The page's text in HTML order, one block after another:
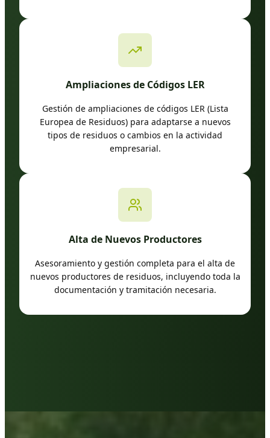
Ampliaciones de Códigos LER
Gestión de ampliaciones de códigos LER (Lista
Europea de Residuos) para adaptarse a nuevos
tipos de residuos o cambios en la actividad
empresarial.
Alta de Nuevos Productores
Asesoramiento y gestión completa para el alta de
nuevos productores de residuos, incluyendo toda la
documentación y tramitación necesaria.